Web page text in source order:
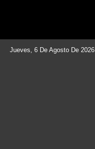
Jueves, 6 De Agosto De 2026